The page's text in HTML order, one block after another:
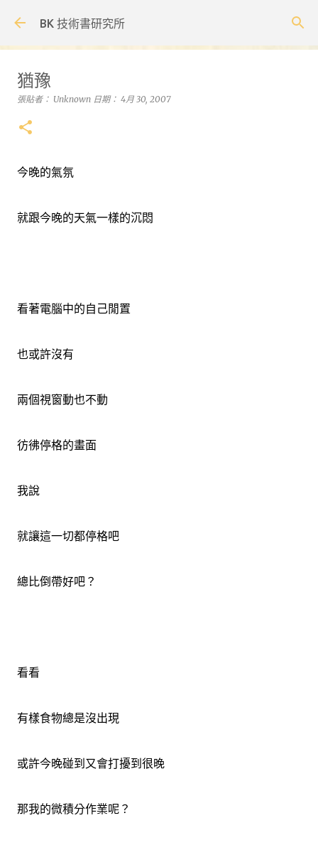
BK 技術書研究所
猶豫
張貼者： Unknown 日期： 4月 30, 2007
今晚的氣氛
就跟今晚的天氣一樣的沉悶
看著電腦中的自己閒置
也或許沒有
兩個視窗動也不動
彷彿停格的畫面
我說
就讓這一切都停格吧
總比倒帶好吧？
看看
有樣食物總是沒出現
或許今晚碰到又會打擾到很晚
那我的微積分作業呢？